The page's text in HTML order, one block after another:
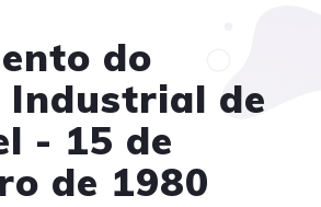
do
de
- 15 de
de 1980